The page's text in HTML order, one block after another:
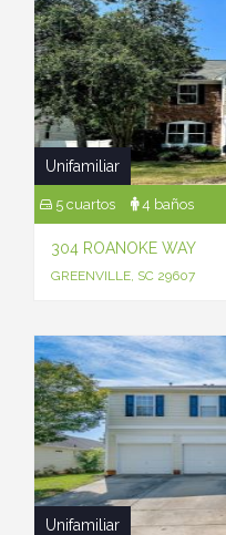
Unifamiliar
5 cuartos 4 baños
304 ROANOKE WAY
GREENVILLE, SC 29607
Unifamiliar